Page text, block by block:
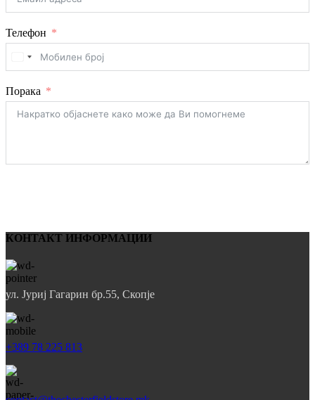
Телефон
United
States
Порака
КОНТАКТ ИНФОРМАЦИИ
ул. Јуриј Гагарин бр.55, Скопје
+389 78 225 813